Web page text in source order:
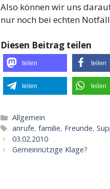
Also können wir uns
nur noch bei echten
Diesen Beitrag teilen
teilen teilen
teilen teilen
Kategorien
Allgemein
Schlagwörter
anrufe,familie, Freunde,
03.02.2010
Gemeinnützige Klage?